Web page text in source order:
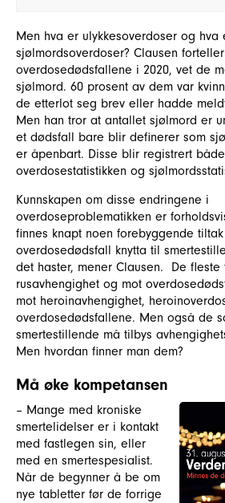
Men hva er ulykkesoverdoser og hva
sjølmordsoverdoser? Clausen
overdosedødsfallene i 2020, vet de
sjølmord. 60 prosent av dem var
de etterlot seg brev eller hadde
Men han tror at antallet sjølmord er
et dødsfall bare blir definerer som
er åpenbart. Disse blir registrert
overdosestatistikken og
Kunnskapen om disse endringene i
overdoseproblematikken er
finnes knapt noen forebyggende
overdosedødsfall knytta til
det haster, mener Clausen. De fleste
rusavhengighet og mot
mot heroinavhengighet,
overdosedødsfallene. Men også de
smertestillende må tilbys
Men hvordan finner man dem?
Må øke kompetansen
– Mange med kroniske
smertelidelser er i kontakt
med fastlegen sin, eller
med en smertespesialist.
Når de begynner å be om
nye tabletter før de forrige